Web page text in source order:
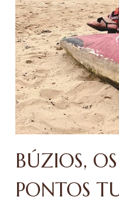
BÚZIOS,
PONTOS